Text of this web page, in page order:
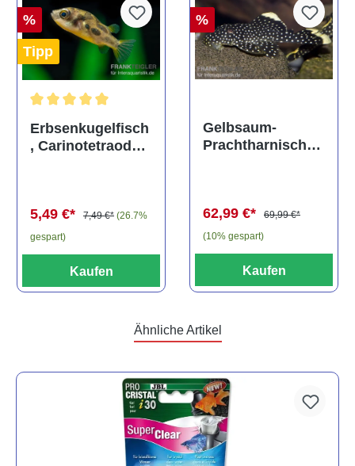
%
Tipp
Durchschnittliche Bewertung von 5 von 5 Sternen
Erbsenkugelfisch
, Carinotetraodon
5,49 €* 7,49 €* (26.7%
gespart)
Kaufen
%
Gelbsaum-
Prachtharnischw
62,99 €*
69,99 €*
(10% gespart)
Kaufen
Ähnliche Artikel